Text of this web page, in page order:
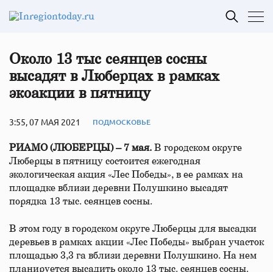
Около 13 тыс сеянцев сосны
высадят в Люберцах в рамках
экоакции в пятницу
3:55, 07 МАЯ 2021 ПОДМОСКОВЬЕ
РИАМО (ЛЮБЕРЦЫ) – 7 мая. В городском округе
Люберцы в пятницу состоится ежегодная
экологическая акция «Лес Победы», в ее рамках на
площадке вблизи деревни Полушкино высадят
порядка 13 тыс. сеянцев сосны.
В этом году в городском округе Люберцы для высадки
деревьев в рамках акции «Лес Победы» выбран участок
площадью 3,3 га вблизи деревни Полушкино. На нем
планируется высадить около 13 тыс. сеянцев сосны.